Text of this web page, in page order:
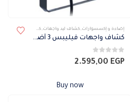
إضاءة و إكسسوارات , كشاف ليد واجهات , كشافات , كشافات
كشاف واجهات فيليبس 3 أضاءة 70 وات
0من 5 2.595,00 EGP
Buy now